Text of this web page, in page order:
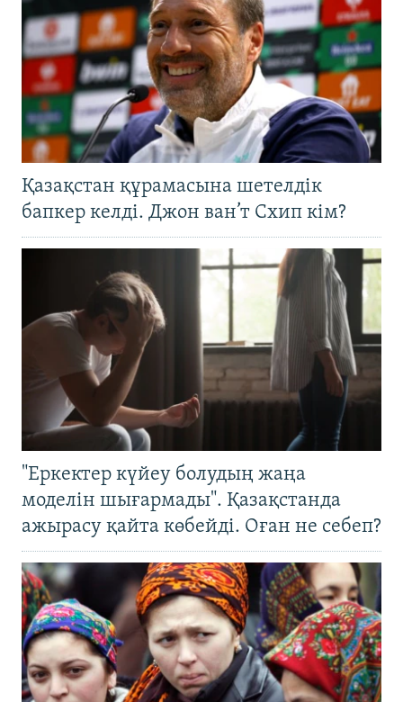
Қазақстан құрамасына шетелдік
бапкер келді. Джон ван’т Схип кім?
"Еркектер күйеу болудың жаңа
моделін шығармады". Қазақстанда
ажырасу қайта көбейді. Оған не себеп?